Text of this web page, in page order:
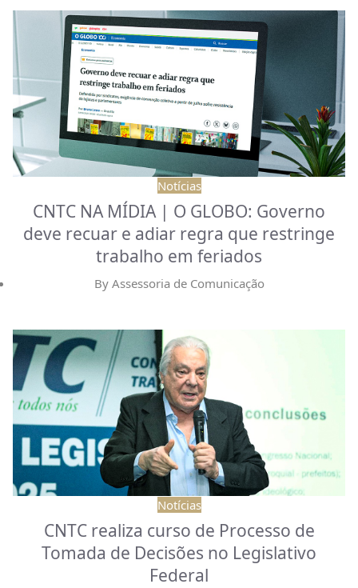
Notícias
CNTC NA MÍDIA | O GLOBO: Governo
deve recuar e adiar regra que restringe
trabalho em feriados
By Assessoria de Comunicação
Notícias
CNTC realiza curso de Processo de
Tomada de Decisões no Legislativo
Federal